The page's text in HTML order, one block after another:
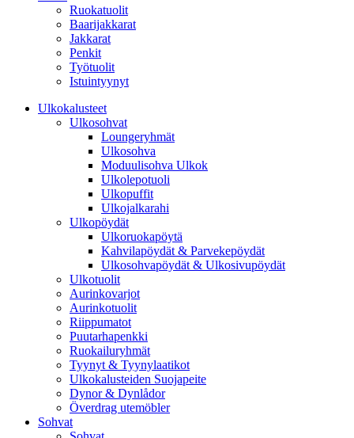
Ruokatuolit
Baarijakkarat
Jakkarat
Penkit
Työtuolit
Istuintyynyt
Ulkokalusteet
Ulkosohvat
Loungeryhmät
Ulkosohva
Moduulisohva Ulkok
Ulkolepotuoli
Ulkopuffit
Ulkojalkarahi
Ulkopöydät
Ulkoruokapöytä
Kahvilapöydät & Parvekepöydät
Ulkosohvapöydät & Ulkosivupöydät
Ulkotuolit
Aurinkovarjot
Aurinkotuolit
Riippumatot
Puutarhapenkki
Ruokailuryhmät
Tyynyt & Tyynylaatikot
Ulkokalusteiden Suojapeite
Dynor & Dynlådor
Överdrag utemöbler
Sohvat